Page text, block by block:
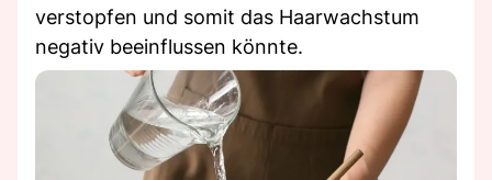
verstopfen und somit das Haarwachstum
negativ beeinflussen könnte.